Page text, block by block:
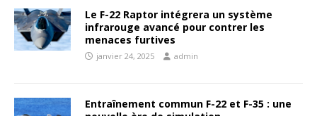
Le F-22 Raptor intégrera un système
infrarouge avancé pour contrer les
menaces furtives
janvier 24, 2025 admin
Entraînement commun F-22 et F-35 : une